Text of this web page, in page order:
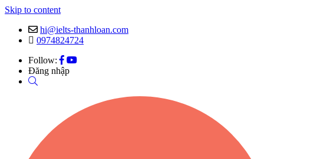
Skip to content
hi@ielts-thanhloan.com
0974824724
Follow:
Đăng nhập